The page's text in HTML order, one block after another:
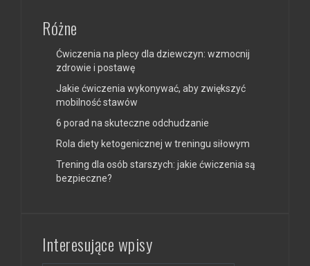
Różne
Ćwiczenia na plecy dla dziewczyn: wzmocnij
zdrowie i postawę
Jakie ćwiczenia wykonywać, aby zwiększyć
mobilność stawów
6 porad na skuteczne odchudzanie
Rola diety ketogenicznej w treningu siłowym
Trening dla osób starszych: jakie ćwiczenia są
bezpieczne?
Interesujące wpisy